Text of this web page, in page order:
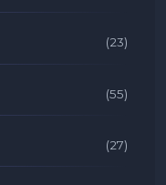
(23)
(55)
(27)